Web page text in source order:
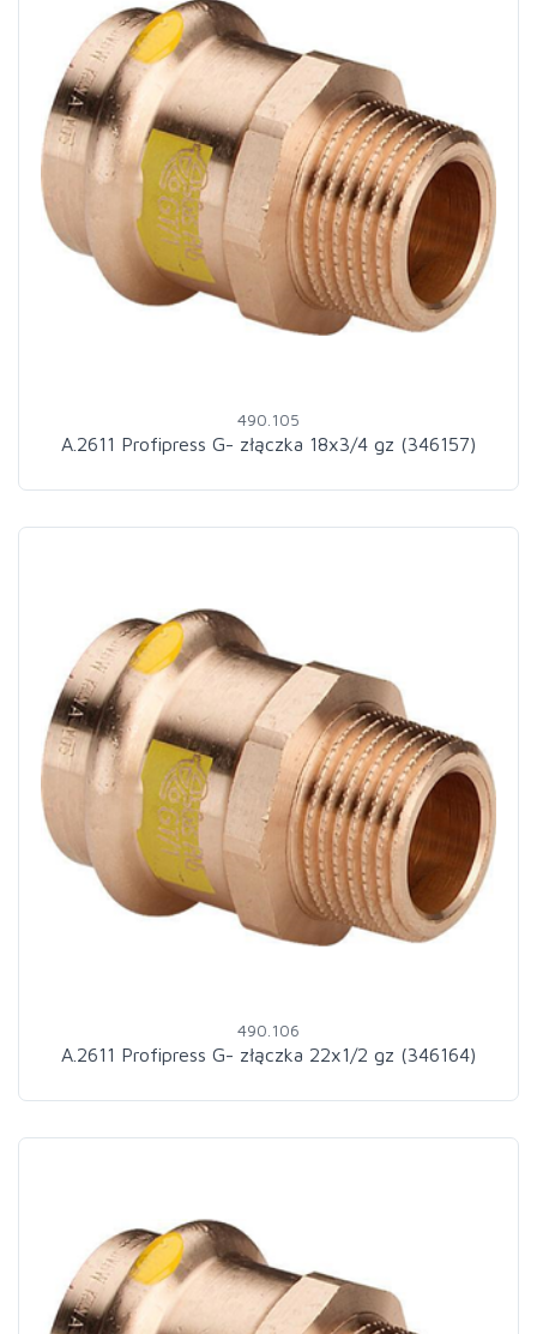
490.105
A.2611 Profipress G- złączka 18x3/4 gz (346157)
490.106
A.2611 Profipress G- złączka 22x1/2 gz (346164)